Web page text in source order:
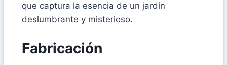
que captura la esencia de un jardín
deslumbrante y misterioso.
Fabricación